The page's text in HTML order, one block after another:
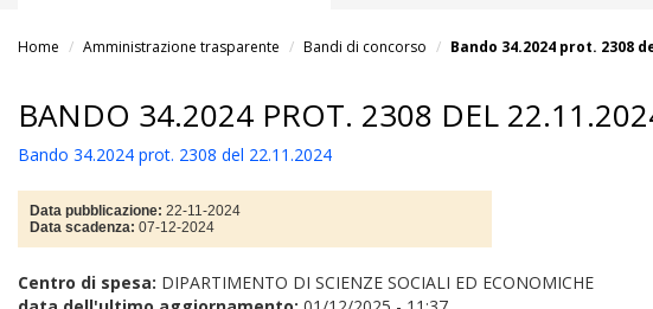
Home Amministrazione trasparente Bandi di concorso Bando 34.2024 prot. 2308
BANDO 34.2024 PROT. 2308 DEL
Bando 34.2024 prot. 2308 del 22.11.2024
Data pubblicazione: 22-11-2024
Data scadenza: 07-12-2024
Centro di spesa: DIPARTIMENTO DI SCIENZE SOCIALI ED ECONOMICHE